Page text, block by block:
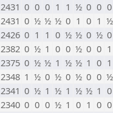
2431 0 0 0 1 1 ½ 0 0 0
2431 0 ½ ½ ½ 0 1 0 1 ½
2426 0 1 1 0 ½ ½ 0 ½ 0
2382 0 ½ 1 0 0 ½ 0 0 1
2375 0 ½ ½ 1 ½ ½ 1 0 1
2348 1 ½ 0 ½ 0 ½ 0 0 ½
2341 0 ½ 1 ½ 1 ½ ½ 1 0
2340 0 0 0 ½ 1 0 1 0 0